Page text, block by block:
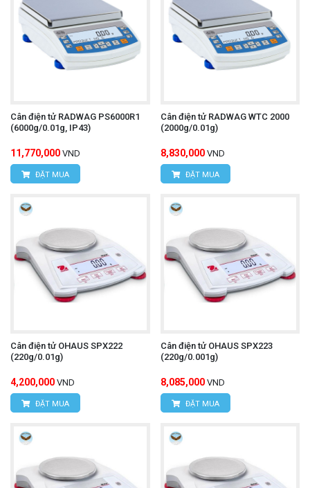
Cân điện tử RADWAG PS6000R1
(6000g/0.01g, IP43)
11,770,000 VND
ĐẶT MUA
Cân điện tử RADWAG WTC 2000
(2000g/0.01g)
8,830,000 VND
ĐẶT MUA
Cân điện tử OHAUS SPX222
(220g/0.01g)
4,200,000 VND
ĐẶT MUA
Cân điện tử OHAUS SPX223
(220g/0.001g)
8,085,000 VND
ĐẶT MUA